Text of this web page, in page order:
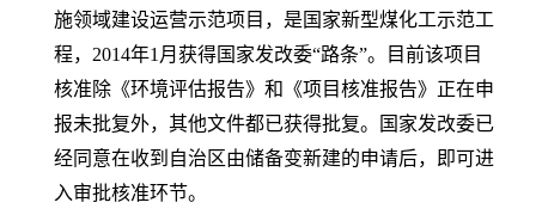
施领域建设运营示范项目，是国家新型煤化工示范工
程，2014年1月获得国家发改委“路条”。目前该项目
核准除《环境评估报告》和《项目核准报告》正在申
报未批复外，其他文件都已获得批复。国家发改委已
经同意在收到自治区由储备变新建的申请后，即可进
入审批核准环节。